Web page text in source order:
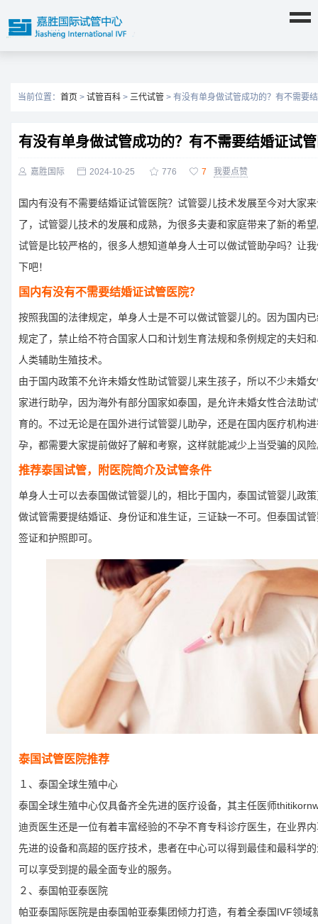
当前位置： 首页 > 试管百科 > 三代试管 > 有没有单身做试管成功的？有不需要
有没有单身做试管成功的？有不需要结婚证试
 嘉胜国际  2024-10-25  776  7 我要点赞
国内有没有不需要结婚证试管医院？试管婴儿技术发展至今对大家
了，试管婴儿技术的发展和成熟，为很多夫妻和家庭带来了新的希
试管是比较严格的，很多人想知道单身人士可以做试管助孕吗？让
下吧！
国内有没有不需要结婚证试管医院？
按照我国的法律规定，单身人士是不可以做试管婴儿的。因为国内
规定了，禁止给不符合国家人口和计划生育法规和条例规定的夫妇
人类辅助生殖技术。
由于国内政策不允许未婚女性助试管婴儿来生孩子，所以不少未婚
家进行助孕，因为海外有部分国家如泰国，是允许未婚女性合法助
育的。不过无论是在国外进行试管婴儿助孕，还是在国内医疗机构
孕，都需要大家提前做好了解和考察，这样就能减少上当受骗的风
推荐泰国试管，附医院简介及试管条件
单身人士可以去泰国做试管婴儿的，相比于国内，泰国试管婴儿政
做试管需要提结婚证、身份证和准生证，三证缺一不可。但泰国试
签证和护照即可。
泰国试管医院推荐
１、泰国全球生殖中心
泰国全球生殖中心仅具备齐全先进的医疗设备，其主任医师
迪贡医生还是一位有着丰富经验的不孕不育专科诊疗医生，在业界
先进的设备和高超的医疗技术，患者在中心可以得到最佳和最科学
可以享受到提的最全面专业的服务。
２、泰国帕亚泰医院
帕亚泰国际医院是由泰国帕亚泰集团倾力打造，有着全泰国IVF领域